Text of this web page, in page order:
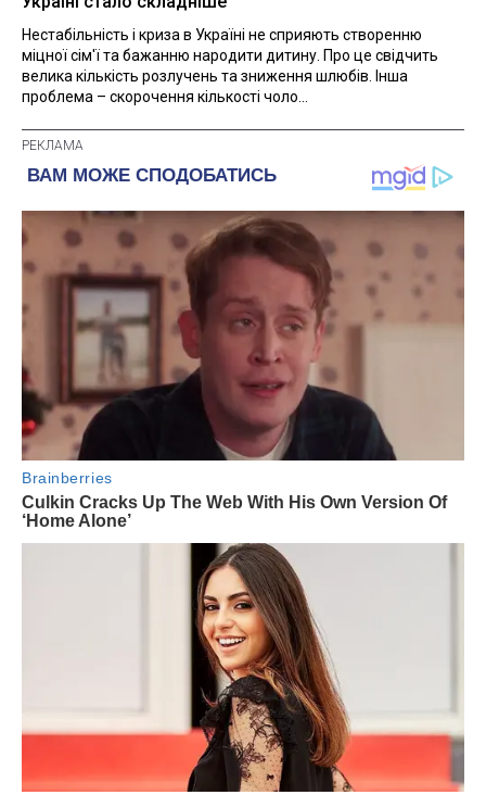
Нестабільність і криза в Україні не сприяють створенню
міцної сім'ї та бажанню народити дитину. Про це свідчить
велика кількість розлучень та зниження шлюбів. Інша
проблема – скорочення кількості чоло...